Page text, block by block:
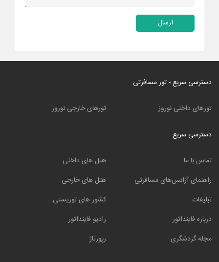
ارسال
دسترسی سریع - تور مسافرتی
تورهای داخلی نوروز تورهای خارجی نوروز
دسترسی سریع
تماس با ما
راهنمای آژانس‌های مسافرتی
تبلیغات
درباره فاینداتور
مجله گردشگری
هتل های داخلی
هتل های خارجی
کشور های توریستی
رادیو فاینداتور
رپورتاژ